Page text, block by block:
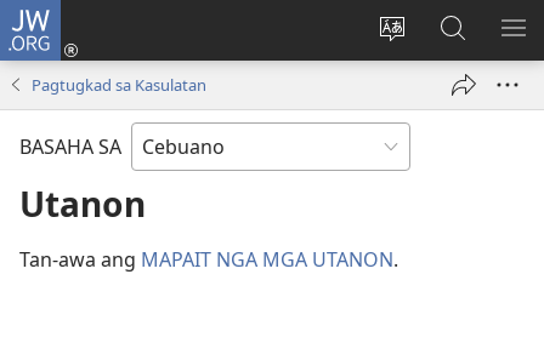
JW.ORG
Ilisi
pinulongan
sa
site
Log
ug
Pangitaa
sa
JW.ORG
Pagtugkad sa Kasulatan
BASAHA SA
Utanon
Tan-awa ang MAPAIT NGA MGA UTANON.